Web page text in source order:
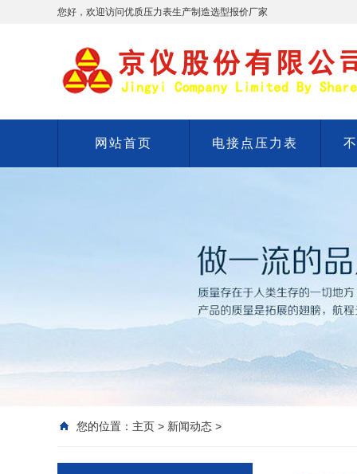
您好，欢迎访问优质压力表生产制造选型报价厂家
网站首页 电接点压力表
您的位置： 主页 > 新闻动态 >